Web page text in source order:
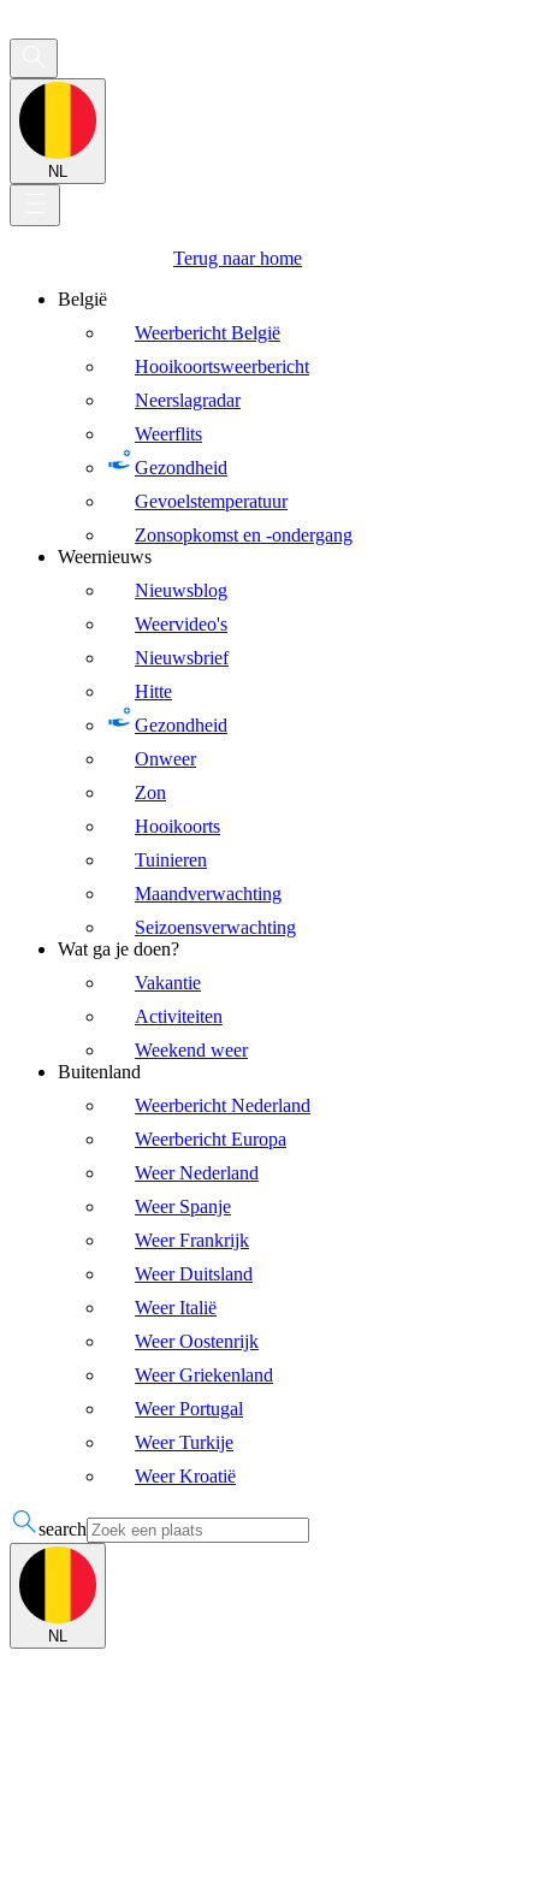
NL
Terug naar home
België
Weerbericht België
Hooikoortsweerbericht
Neerslagradar
Weerflits
Gezondheid
Gevoelstemperatuur
Zonsopkomst en -ondergang
Weernieuws
Nieuwsblog
Weervideo's
Nieuwsbrief
Hitte
Gezondheid
Onweer
Zon
Hooikoorts
Tuinieren
Maandverwachting
Seizoensverwachting
Wat ga je doen?
Vakantie
Activiteiten
Weekend weer
Buitenland
Weerbericht Nederland
Weerbericht Europa
Weer Nederland
Weer Spanje
Weer Frankrijk
Weer Duitsland
Weer Italië
Weer Oostenrijk
Weer Griekenland
Weer Portugal
Weer Turkije
Weer Kroatië
search
NL